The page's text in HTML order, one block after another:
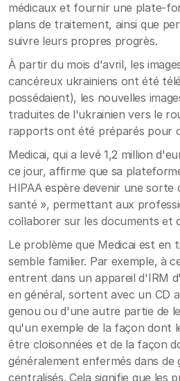
médicaux et fournir une plate-
plans de traitement, ainsi que
suivre leurs propres progrès.
À partir du mois d'avril, les
cancéreux ukrainiens ont été
possédaient), les nouvelles
traduites de l'ukrainien vers le
rapports ont été préparés pour
Medicai, qui a levé 1,2 million
ce jour, affirme que sa
HIPAA espère devenir une sorte
santé », permettant aux
collaborer sur les documents et
Le problème que Medicai est en
semble familier. Par exemple, à
entrent dans un appareil d'IRM
en général, sortent avec un CD
genou ou d'une autre partie de
qu'un exemple de la façon dont
être cloisonnées et de la façon
généralement enfermés dans de
centralisés. Cela signifie que les